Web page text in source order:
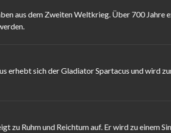
aus dem Zweiten Weltkrieg. Über 700
erhebt sich der Gladiator Spartacus und wird
zu Ruhm und Reichtum auf. Er wird zu einem